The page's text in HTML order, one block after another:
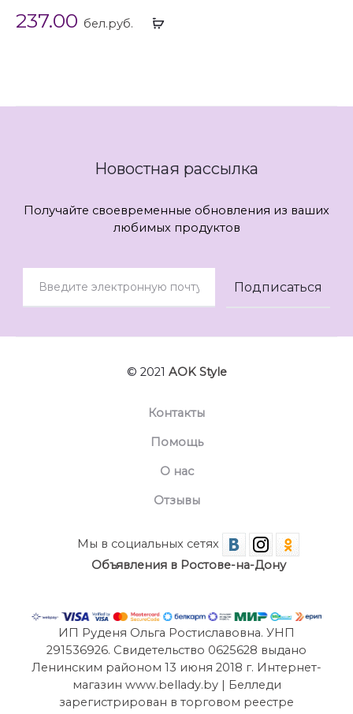
Выбрать
237.00 бел.руб.
Новостная рассылка
Получайте своевременные обновления из ваших
любимых продуктов
© 2021 AOK Style
Контакты
Помощь
О нас
Отзывы
Мы в социальных сетях
Объявления в Ростове-на-Дону
ИП Руденя Ольга Ростиславовна. УНП
291536926. Свидетельство 0625628 выдано
Ленинским районом 13 июня 2018 г. Интернет-
магазин www.bellady.by | Белледи
зарегистрирован в торговом реестре